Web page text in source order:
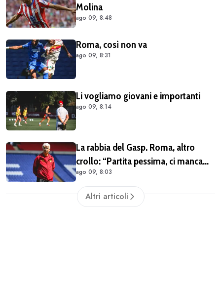
Molina
ago 09, 8:48
Roma, così non va
ago 09, 8:31
Li vogliamo giovani e importanti
ago 09, 8:14
La rabbia del Gasp. Roma, altro
crollo: “Partita pessima, ci manca
qualcosa”
ago 09, 8:03
Altri articoli